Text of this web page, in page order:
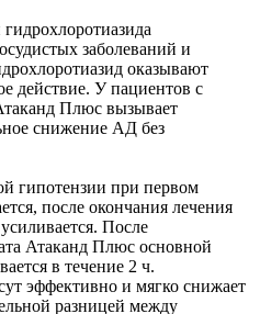
заболеваний и
оказывают
действие. У пациентов с
Плюс вызывает
снижение АД без
гипотензии при первом
после окончания лечения
После
Атаканд Плюс основной
в течение 2 ч.
эффективно и мягко снижает
разницей между